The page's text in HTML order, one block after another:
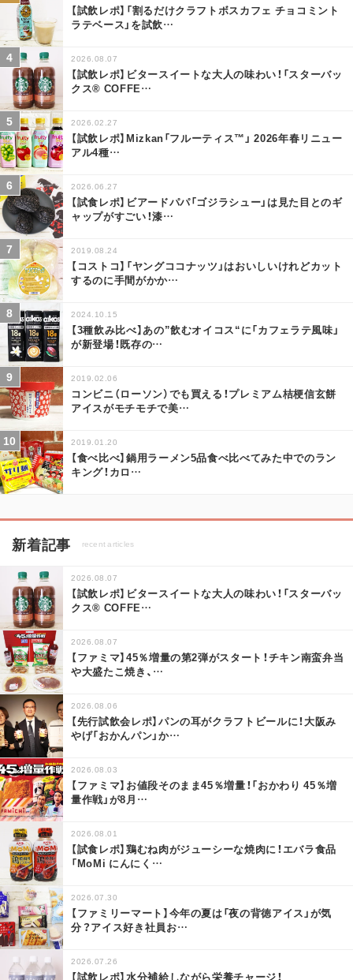
【試飲レポ】「割るだけクラフトボスカフェ チョコミント
ラテベース」を試飲…
2026.08.07
【試飲レポ】ビタースイートな大人の味わい！「スターバッ
クス® COFFE…
2026.02.27
【試飲レポ】Mizkan「フルーティス™」 2026年春リニュー
アル4種…
2026.06.27
【試食レポ】ビアードパパ「ゴジラシュー」は見た目とのギ
ャップがすごい！漆…
2019.08.24
【コストコ】「ヤングココナッツ」はおいしいけれどカット
するのに手間がかか…
2024.10.15
【3種飲み比べ】あの”飲むオイコス“に「カフェラテ風味」
が新登場！既存の…
2019.02.06
コンビニ（ローソン）でも買える！プレミアム桔梗信玄餅
アイスがモチモチで美…
2019.01.20
【食べ比べ】鍋用ラーメン5品食べ比べてみた中でのラン
キング！カロ …
新着記事 recent articles
2026.08.07
【試飲レポ】ビタースイートな大人の味わい！「スターバッ
クス® COFFE…
2026.08.07
【ファミマ】45％増量の第2弾がスタート！チキン南蛮弁当
や大盛たこ焼き、 …
2026.08.06
【先行試飲会レポ】パンの耳がクラフトビールに！大阪み
やげ「おかんパン」か…
2026.08.03
【ファミマ】お値段そのまま45％増量！「おかわり 45％増
量作戦」が8月 …
2026.08.01
【試食レポ】鶏むね肉がジューシーな焼肉に！エバラ食品
「MoMi にんにく …
2026.07.30
【ファミリーマート】今年の夏は「夜の背徳アイス」が気
分？アイス好き社員お…
2026.07.26
【試飲レポ】水分補給しながら栄養チャージ！